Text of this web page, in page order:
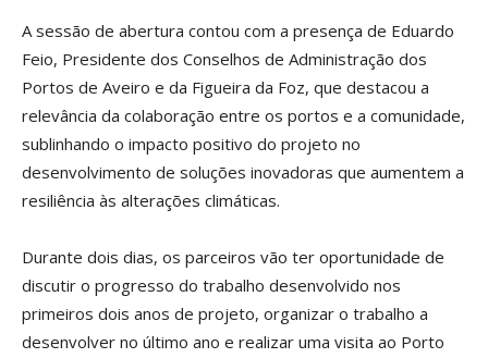
A sessão de abertura contou com a presença de Eduardo
Feio, Presidente dos Conselhos de Administração dos
Portos de Aveiro e da Figueira da Foz, que destacou a
relevância da colaboração entre os portos e a comunidade,
sublinhando o impacto positivo do projeto no
desenvolvimento de soluções inovadoras que aumentem a
resiliência às alterações climáticas.
Durante dois dias, os parceiros vão ter oportunidade de
discutir o progresso do trabalho desenvolvido nos
primeiros dois anos de projeto, organizar o trabalho a
desenvolver no último ano e realizar uma visita ao Porto